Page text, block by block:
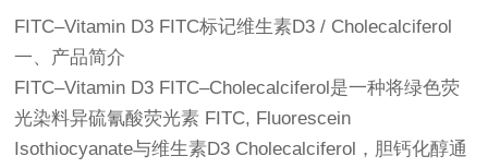
FITC–Vitamin D3 FITC标记维生素D3 / Cholecalciferol
一、产品简介
FITC–Vitamin D3 FITC–Cholecalciferol是一种将绿色荧
光染料异硫氰酸荧光素 FITC, Fluorescein
Isothiocyanate与维生素D3 Cholecalciferol，胆钙化醇通